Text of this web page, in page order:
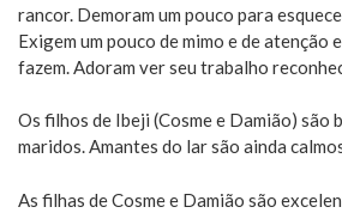
rancor. Demoram um pouco para
Exigem um pouco de mimo e de atenção
fazem. Adoram ver seu trabalho
Os filhos de Ibeji (Cosme e Damião) são
maridos. Amantes do lar são ainda
As filhas de Cosme e Damião são